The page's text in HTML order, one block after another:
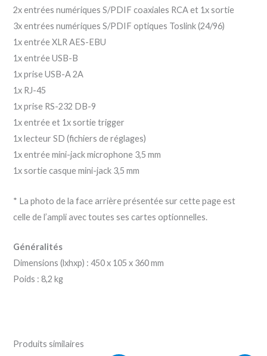
2x entrées numériques S/PDIF coaxiales RCA et 1x sortie
3x entrées numériques S/PDIF optiques Toslink (24/96)
1x entrée XLR AES-EBU
1x entrée USB-B
1x prise USB-A 2A
1x RJ-45
1x prise RS-232 DB-9
1x entrée et 1x sortie trigger
1x lecteur SD (fichiers de réglages)
1x entrée mini-jack microphone 3,5 mm
1x sortie casque mini-jack 3,5 mm
* La photo de la face arrière présentée sur cette page est
celle de l’ampli avec toutes ses cartes optionnelles.
Généralités
Dimensions (lxhxp) : 450 x 105 x 360 mm
Poids : 8,2 kg
Produits similaires